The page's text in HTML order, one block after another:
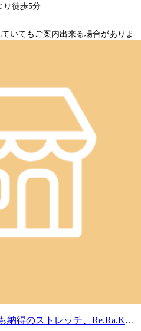
り徒歩5分
いてもご案内出来る場合がありま
納得のストレッチ、Re.Ra.Ku
元気に営業しております♪8月
可能となっております。※現
ィケア♪Re.Ra.Ku東中野店
21時00分(20時20分最終受付)
東中野店は、11:00～21:00まで
納得のストレッチ、Re.Ra.Ku